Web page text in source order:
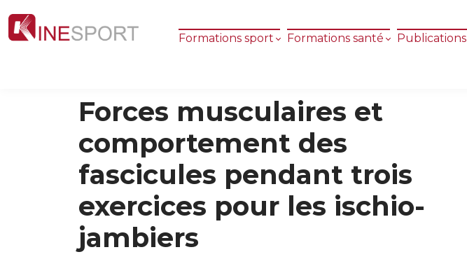
Formations sport Formations santé Publications
Forces musculaires et
comportement des
fascicules pendant trois
exercices pour les ischio-
jambiers